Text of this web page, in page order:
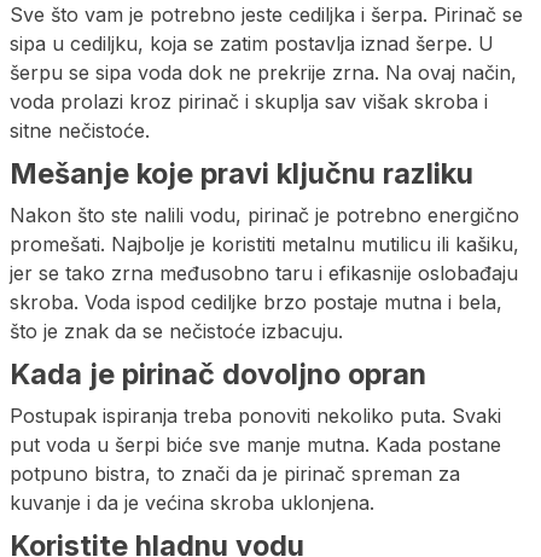
Sve što vam je potrebno jeste cediljka i šerpa. Pirinač se
sipa u cediljku, koja se zatim postavlja iznad šerpe. U
šerpu se sipa voda dok ne prekrije zrna. Na ovaj način,
voda prolazi kroz pirinač i skuplja sav višak skroba i
sitne nečistoće.
Mešanje koje pravi ključnu razliku
Nakon što ste nalili vodu, pirinač je potrebno energično
promešati. Najbolje je koristiti metalnu mutilicu ili kašiku,
jer se tako zrna međusobno taru i efikasnije oslobađaju
skroba. Voda ispod cediljke brzo postaje mutna i bela,
što je znak da se nečistoće izbacuju.
Kada je pirinač dovoljno opran
Postupak ispiranja treba ponoviti nekoliko puta. Svaki
put voda u šerpi biće sve manje mutna. Kada postane
potpuno bistra, to znači da je pirinač spreman za
kuvanje i da je većina skroba uklonjena.
Koristite hladnu vodu